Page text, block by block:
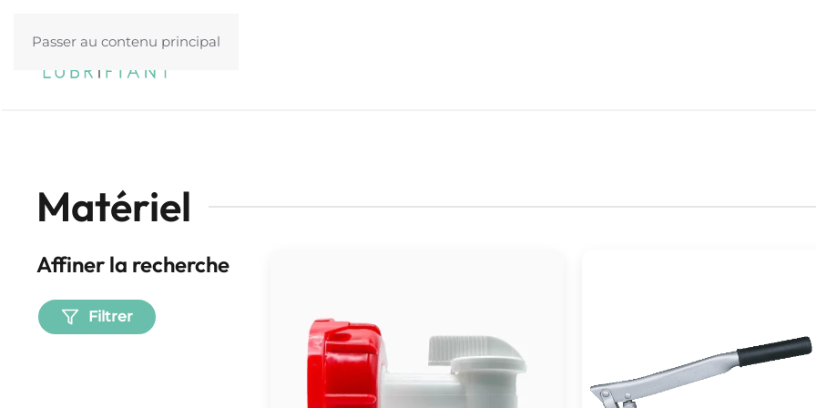
Passer au contenu principal
Matériel
Affiner la recherche
Filtrer